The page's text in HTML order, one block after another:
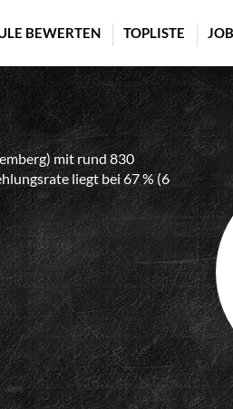
BEWERTEN TOPLISTE
mit rund 830
liegt bei 67 % (6